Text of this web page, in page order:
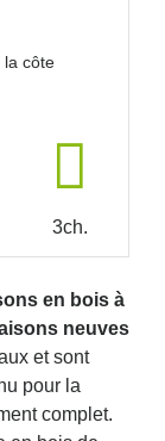
la côte
3ch.
en bois à
neuves
et sont
pour la
complet.